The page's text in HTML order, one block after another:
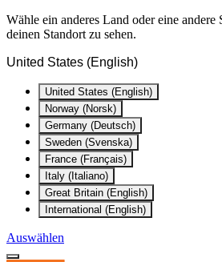
Wähle ein anderes Land oder eine andere
deinen Standort zu sehen.
United States (English)
United States (English)
Norway (Norsk)
Germany (Deutsch)
Sweden (Svenska)
France (Français)
Italy (Italiano)
Great Britain (English)
International (English)
Auswählen